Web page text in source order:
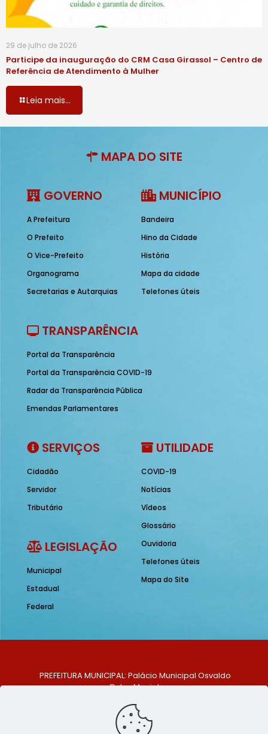
29 de julho de 2026
Participe da inauguração do CRM Casa Girassol – Centro de
Referência de Atendimento à Mulher
Leia mais...
MAPA DO SITE
GOVERNO
A Prefeitura
O Prefeito
O Vice-Prefeito
Organograma
Secretarias e Autarquias
MUNICÍPIO
Bandeira
Hino da Cidade
História
Mapa da cidade
Telefones úteis
TRANSPARÊNCIA
Portal da Transparência
Portal da Transparência COVID-19
Radar da Transparência Pública
Emendas Parlamentares
SERVIÇOS
Cidadão
Servidor
Tributário
LEGISLAÇÃO
Municipal
Estadual
Federal
UTILIDADE
COVID-19
Notícias
Vídeos
Glossário
Ouvidoria
Telefones úteis
Mapa do Site
PREFEITURA MUNICIPAL: Palácio Municipal Osvaldo
Celso Maciel
Centro, São Bento do Una - PE. CEP: 553370-128
TELEFONE: (81) 99548-1569